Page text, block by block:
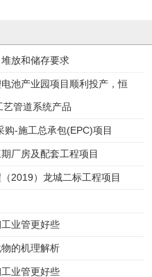
放和储存要求
池产业园项目顺利投产，恒
管道系统产品
购-施工总承包(EPC)项目
厂房及配套工程项目
2019）龙城二标工程项目
业管更好些
的机理解析
业管更好些